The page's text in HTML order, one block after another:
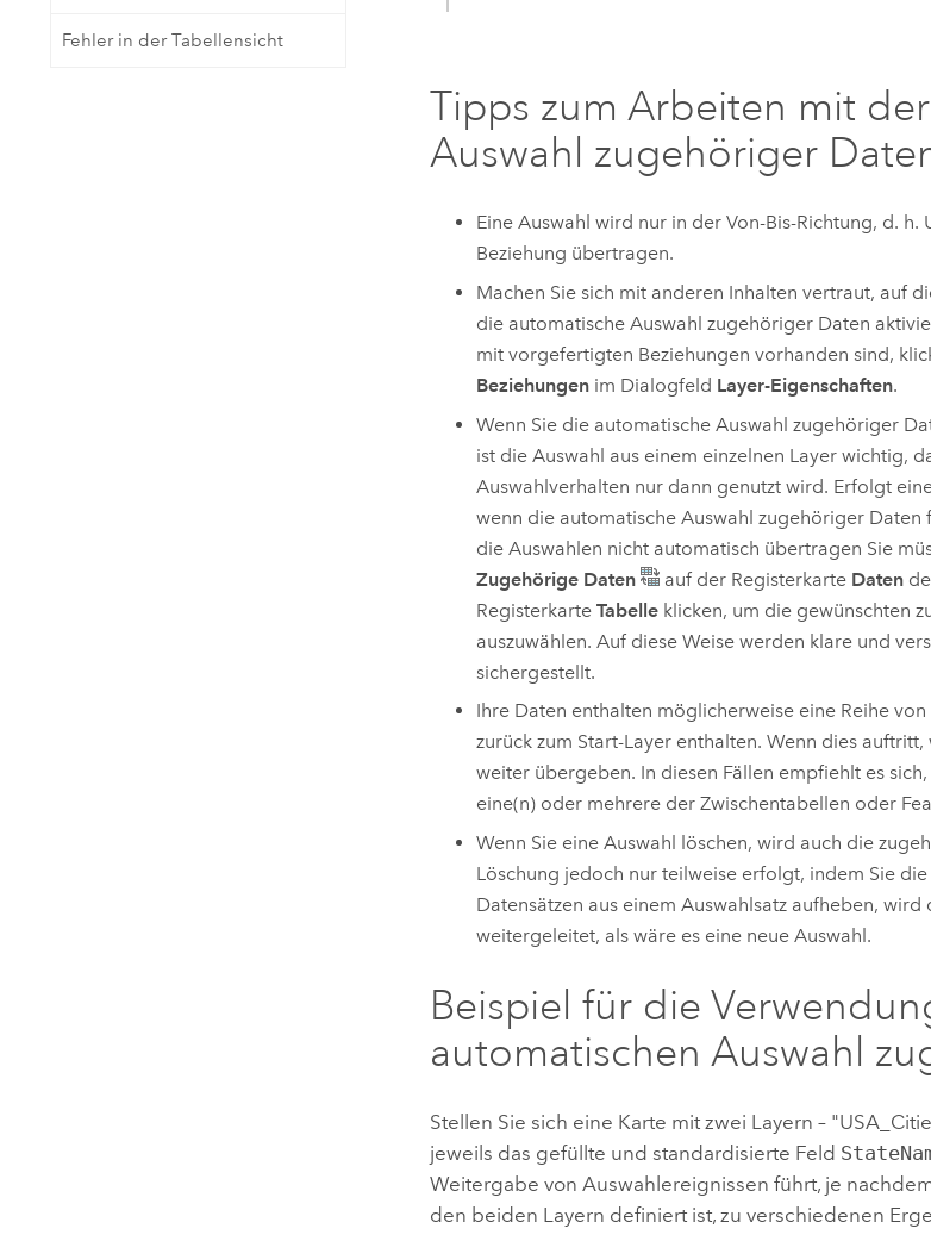
Fehler in der Tabellensicht
Tipps zum Arbeiten mit
Auswahl zugehöriger
Eine Auswahl wird nur in der Von-Bis-Richtung, d.
Beziehung übertragen.
Machen Sie sich mit anderen Inhalten vertraut, auf
die automatische Auswahl zugehöriger Daten
mit vorgefertigten Beziehungen vorhanden sind,
Beziehungenim Dialogfeld Layer-Eigenschaften.
Wenn Sie die automatische Auswahl zugehöriger
ist die Auswahl aus einem einzelnen Layer wichtig,
Auswahlverhalten nur dann genutzt wird. Erfolgt
wenn die automatische Auswahl zugehöriger Daten
die Auswahlen nicht automatisch übertragen Sie
Zugehörige Daten
auf der Registerkarte Daten
Registerkarte Tabelleklicken, um die gewünschten
auszuwählen. Auf diese Weise werden klare und
sichergestellt.
Ihre Daten enthalten möglicherweise eine Reihe
zurück zum Start-Layer enthalten. Wenn dies
weiter übergeben. In diesen Fällen empfiehlt es
eine(n) oder mehrere der Zwischentabellen oder
Wenn Sie eine Auswahl löschen, wird auch die
Löschung jedoch nur teilweise erfolgt, indem Sie
Datensätzen aus einem Auswahlsatz aufheben,
weitergeleitet, als wäre es eine neue Auswahl.
Beispiel für die
automatischen Auswahl
Stellen Sie sich eine Karte mit zwei Layern –
jeweils das gefüllte und standardisierte Feld
Weitergabe von Auswahlereignissen führt, je
den beiden Layern definiert ist, zu verschiedenen